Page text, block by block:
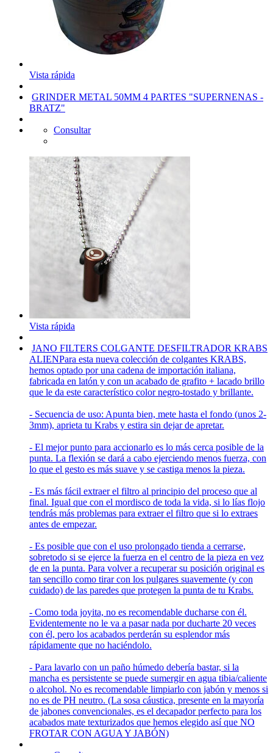
Vista rápida
GRINDER METAL 50MM 4 PARTES "SUPERNENAS -
BRATZ"
Consultar
Vista rápida
JANO FILTERS COLGANTE DESFILTRADOR KRABS
ALIENPara esta nueva colección de colgantes KRABS,
hemos optado por una cadena de importación italiana,
fabricada en latón y con un acabado de grafito + lacado brillo
que le da este característico color negro-tostado y brillante.
- Secuencia de uso: Apunta bien, mete hasta el fondo (unos 2-
3mm), aprieta tu Krabs y estira sin dejar de apretar.
- El mejor punto para accionarlo es lo más cerca posible de la
punta. La flexión se dará a cabo ejerciendo menos fuerza, con
lo que el gesto es más suave y se castiga menos la pieza.
- Es más fácil extraer el filtro al principio del proceso que al
final. Igual que con el mordisco de toda la vida, si lo lías flojo
tendrás más problemas para extraer el filtro que si lo extraes
antes de empezar.
- Es posible que con el uso prolongado tienda a cerrarse,
sobretodo si se ejerce la fuerza en el centro de la pieza en vez
de en la punta. Para volver a recuperar su posición original es
tan sencillo como tirar con los pulgares suavemente (y con
cuidado) de las paredes que protegen la punta de tu Krabs.
- Como toda joyita, no es recomendable ducharse con él.
Evidentemente no le va a pasar nada por ducharte 20 veces
con él, pero los acabados perderán su esplendor más
rápidamente que no haciéndolo.
- Para lavarlo con un paño húmedo debería bastar, si la
mancha es persistente se puede sumergir en agua tibia/caliente
o alcohol. No es recomendable limpiarlo con jabón y menos si
no es de PH neutro. (La sosa cáustica, presente en la mayoría
de jabones convencionales, es el decapador perfecto para los
acabados mate texturizados que hemos elegido así que NO
FROTAR CON AGUA Y JABÓN)